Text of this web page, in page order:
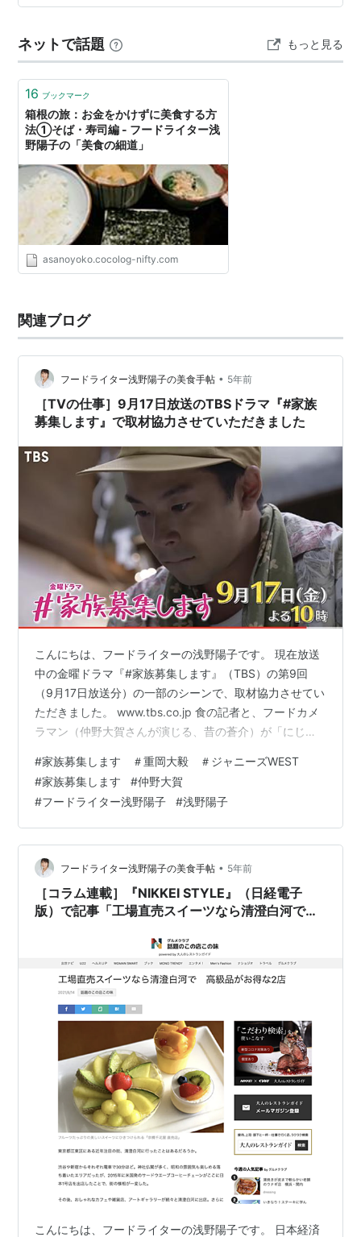
しまいました。 甲州街道に面したビル2階にある「ミャ
まい（ランチは予約不可）「すみませんが、一度下に降
りて、お店の外で並んでいていただ…
ネットで話題 もっと見る
16 ブックマーク
箱根の旅：お金をかけずに美食する方
法①そば・寿司編 - フードライター浅
野陽子の「美食の細道」
asanoyoko.cocolog-nifty.com
関連ブログ
フードライター浅野陽子の美食手帖 • 5年前
［TVの仕事］9月17日放送のTBSドラマ『#家族
募集します』で取材協力させていただきました
こんにちは、フードライターの浅野陽子です。 現在放送
中の金曜ドラマ『#家族募集します』（TBS）の第9回
（9月17日放送分）の一部のシーンで、取材協力させてい
ただきました。 www.tbs.co.jp 食の記者と、フードカメ
ラマン（仲野大賀さんが演じる、昔の蒼介）が「にじ
ラマの最初に流れる出演者クレジットで、名前を出して
いただきました。 本当に一瞬ですが……(^^; 今まで自分
がテレビ出演したことは10回くらいありますが（過去の
テレビ出演まとめ）、すべて食のバラエティーやグルメ
番組で、ドラマに関わるというのは初めて。 なかなか面
白かったです！…
#家族募集します ＃重岡大毅 ＃ジャニーズWEST
#家族募集します #仲野大賀
#フードライター浅野陽子 #浅野陽子
フードライター浅野陽子の美食手帖 • 5年前
［コラム連載］『NIKKEI STYLE』（日経電子
版）で記事「工場直売スイーツなら清澄白河で
こんにちは、フードライターの浅野陽子です。 日本経済